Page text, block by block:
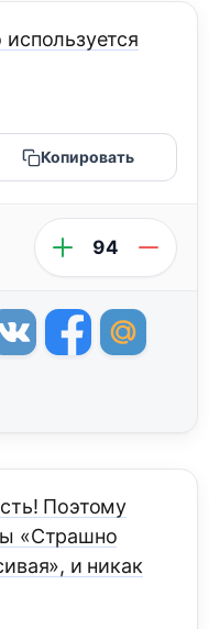
Копировать
94
Поэтому
«Страшно
и никак